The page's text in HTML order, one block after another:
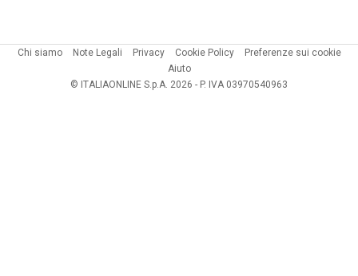
Chi siamo Note Legali Privacy Cookie Policy
Preferenze sui cookie
Aiuto
© ITALIAONLINE S.p.A. 2026 - P. IVA 03970540963